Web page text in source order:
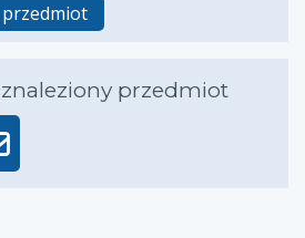
przedmiot